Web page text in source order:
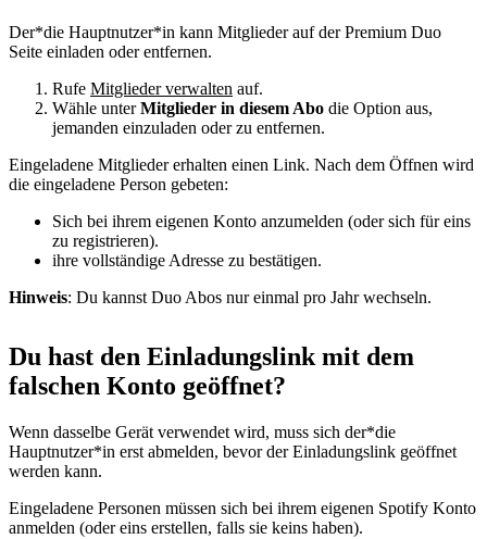
Der*die Hauptnutzer*in kann Mitglieder auf der Premium Duo
Seite einladen oder entfernen.
Rufe Mitglieder verwalten auf.
Wähle unterMitglieder in diesem Abo die Option aus,
jemanden einzuladen oder zu entfernen.
Eingeladene Mitglieder erhalten einen Link. Nach dem Öffnen wird
die eingeladene Person gebeten:
Sich bei ihrem eigenen Konto anzumelden (oder sich für eins
zu registrieren).
ihre vollständige Adresse zu bestätigen.
Hinweis: Du kannst Duo Abos nur einmal pro Jahr wechseln.
Du hast den Einladungslink mit dem
falschen Konto geöffnet?
Wenn dasselbe Gerät verwendet wird, muss sich der*die
Hauptnutzer*in erst abmelden, bevor der Einladungslink geöffnet
werden kann.
Eingeladene Personen müssen sich bei ihrem eigenen Spotify Konto
anmelden (oder eins erstellen, falls sie keins haben).